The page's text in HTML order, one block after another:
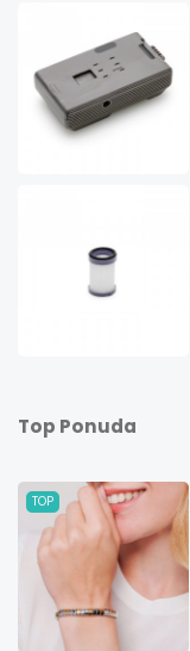
Top Ponuda
TOP